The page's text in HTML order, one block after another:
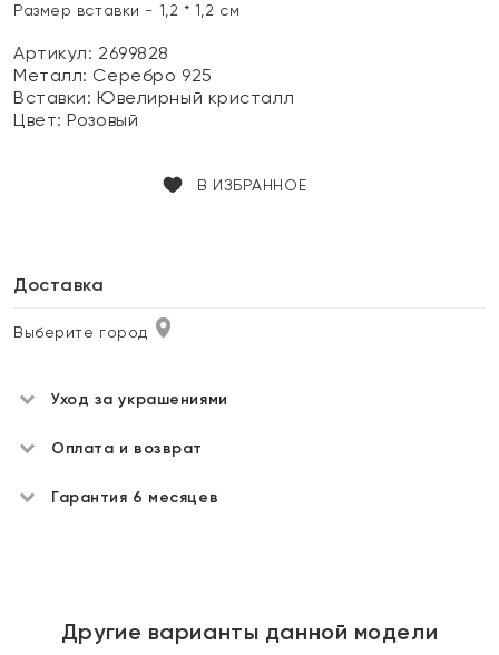
Размер вставки - 1,2 * 1,2 см
Артикул: 2699828
Металл: Серебро 925
Вставки:Ювелирный кристалл
Цвет:Розовый
В ИЗБРАННОЕ
Доставка
Выберите город
Уход за украшениями
Оплата и возврат
Гарантия 6 месяцев
Другие варианты данной модели